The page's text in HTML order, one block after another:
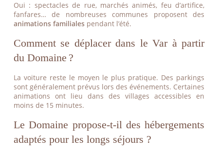
Oui : spectacles de rue, marchés animés, feu d’artifice,
fanfares… de nombreuses communes proposent des
animations familiales pendant l’été.
Comment se déplacer dans le Var à partir
du Domaine ?
La voiture reste le moyen le plus pratique. Des parkings
sont généralement prévus lors des événements. Certaines
animations ont lieu dans des villages accessibles en
moins de 15 minutes.
Le Domaine propose-t-il des hébergements
adaptés pour les longs séjours ?